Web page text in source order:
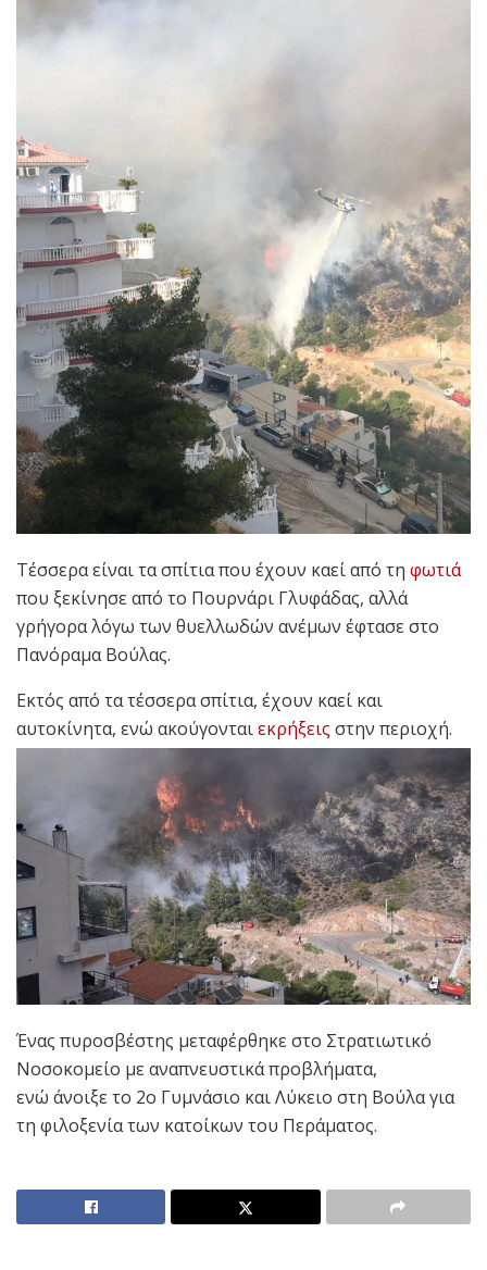
Τέσσερα είναι τα σπίτια που έχουν καεί από τη φωτιά
που ξεκίνησε από το Πουρνάρι Γλυφάδας, αλλά
γρήγορα λόγω των θυελλωδών ανέμων έφτασε στο
Πανόραμα Βούλας.
Εκτός από τα τέσσερα σπίτια, έχουν καεί και
αυτοκίνητα, ενώ ακούγονταιεκρήξεις στην περιοχή.
Ένας πυροσβέστης μεταφέρθηκε στο Στρατιωτικό
Νοσοκομείο με αναπνευστικά προβλήματα,
ενώ άνοιξε το 2ο Γυμνάσιο και Λύκειο στη Βούλα για
τη φιλοξενία των κατοίκων του Περάματος.